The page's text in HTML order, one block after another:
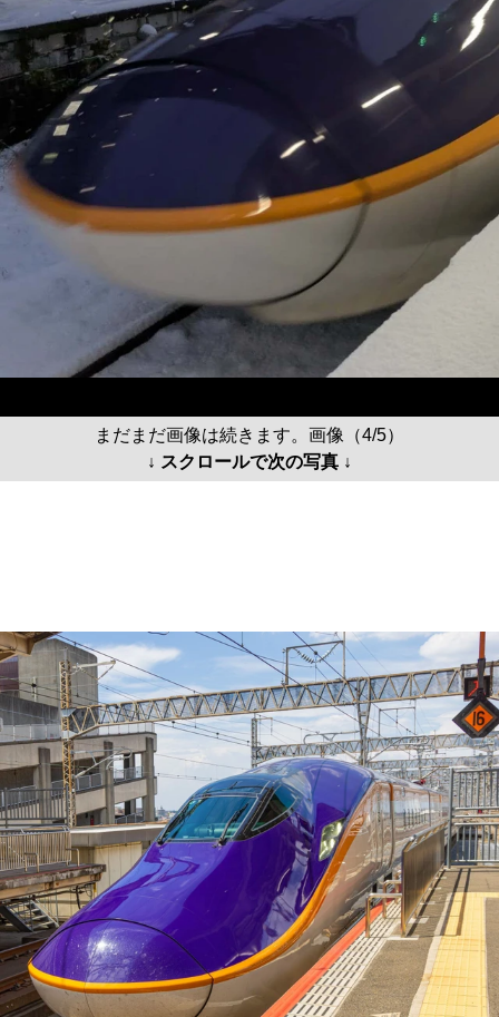
まだまだ画像は続きます。画像（4/5）
↓ スクロールで次の写真 ↓